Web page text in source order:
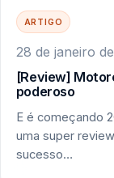
ARTIGO
28 de janeiro
[Review]
poderoso
E é começando
uma super
sucesso…